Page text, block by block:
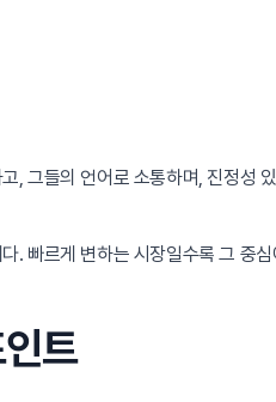
, 그들의 언어로 소통하며, 진정성
. 빠르게 변하는 시장일수록 그 중
트